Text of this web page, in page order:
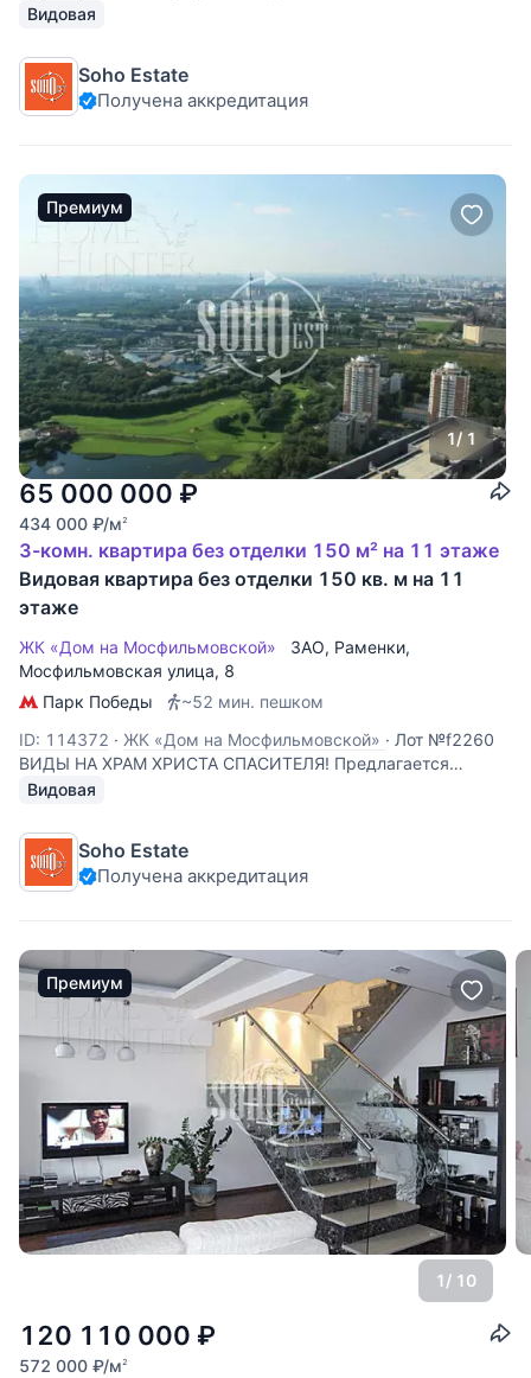
спланировать 3-х комнатную квартиру: гостиную-кухню, 2
Лоджия. Высота потолков 3,4 м. Панорамные окна во двор.
Видовая
Soho Estate
Получена аккредитация
Премиум
1/ 1
65 000 000 ₽
434 000 ₽/м2
3-комн. квартира без отделки 150 м² на 11 этаже
Видовая квартира без отделки 150 кв. м на 11
этаже
ЖК «Дом на Мосфильмовской» ЗАО, Раменки,
Мосфильмовская улица, 8
Парк Победы
~52 мин. пешком
ID: 114372 · ЖК «Дом на Мосфильмовской» · Лот №f2260
ВИДЫ НА ХРАМ ХРИСТА СПАСИТЕЛЯ! Предлагается
квартира площадью 150 кв.м. без отделки. Планировка:
постирочная. В квартире 4 окна. Виды на Храм Христа
Спасителя, Новодевичий монастырь. ЖК «Дом на
Видовая
Soho Estate
Получена аккредитация
Премиум
1/ 10
120 110 000 ₽
572 000 ₽/м2